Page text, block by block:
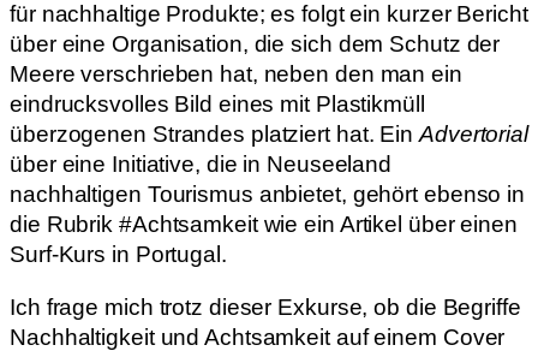
für nachhaltige Produkte; es folgt ein kurzer Bericht
über eine Organisation, die sich dem Schutz der
Meere verschrieben hat, neben den man ein
eindrucksvolles Bild eines mit Plastikmüll
überzogenen Strandes platziert hat. EinAdvertorial
über eine Initiative, die in Neuseeland
nachhaltigen Tourismus anbietet, gehört ebenso in
die Rubrik #Achtsamkeit wie ein Artikel über einen
Surf-Kurs in Portugal.
Ich frage mich trotz dieser Exkurse, ob die Begriffe
Nachhaltigkeit und Achtsamkeit auf einem Cover